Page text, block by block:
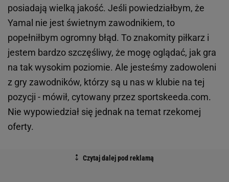
posiadają wielką jakość. Jeśli powiedziałbym, że
Yamal nie jest świetnym zawodnikiem, to
popełniłbym ogromny błąd. To znakomity piłkarz i
jestem bardzo szczęśliwy, że mogę oglądać, jak gra
na tak wysokim poziomie. Ale jesteśmy zadowoleni
z gry zawodników, którzy są u nas w klubie na tej
pozycji - mówił, cytowany przez sportskeeda.com.
Nie wypowiedział się jednak na temat rzekomej
oferty.